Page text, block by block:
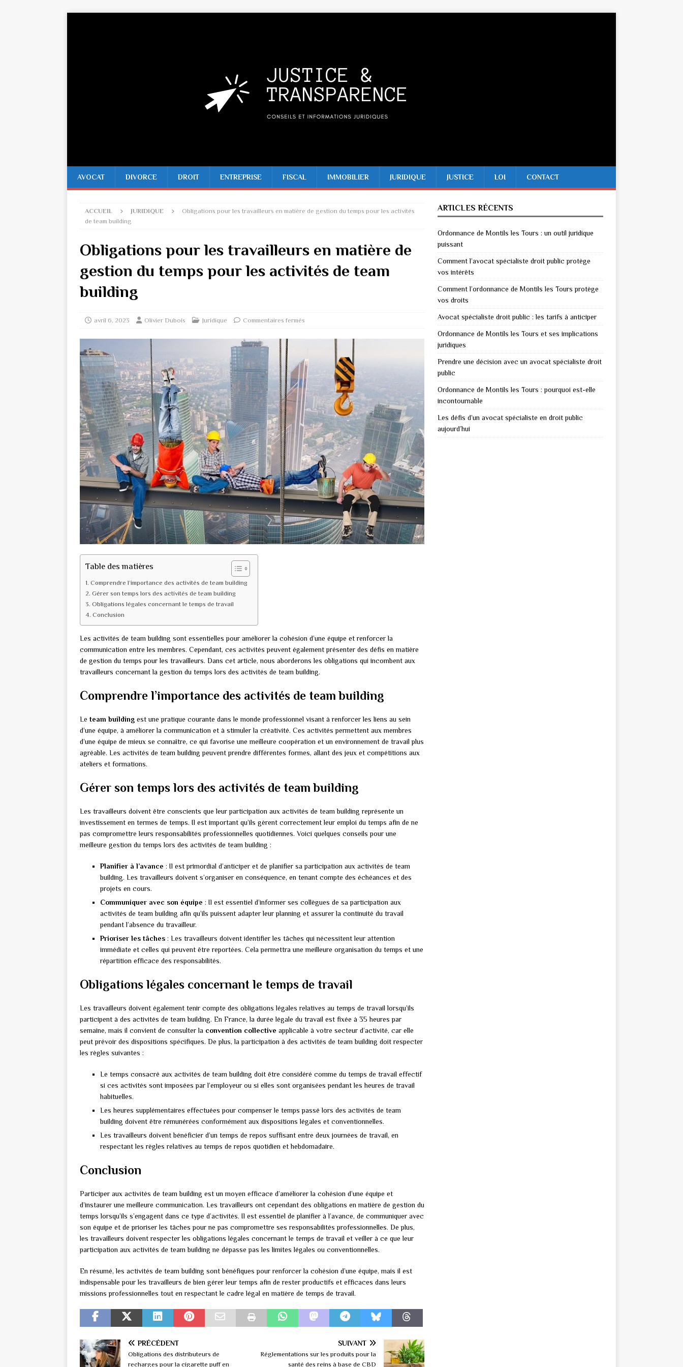
AVOCAT DIVORCE DROIT ENTREPRISE FISCAL IMMOBILIER JURIDIQUE JUSTICE LOI CONTACT
ACCUEIL JURIDIQUE
Obligations pour les travailleurs en matière de gestion du temps pour les activités
de team building
Obligations pour les travailleurs en matière de
gestion du temps pour les activités de team
building
avril 6, 2023 Olivier Dubois Juridique Commentaires fermés
Table des matières
Comprendre l’importance des activités de team building
Gérer son temps lors des activités de team building
Obligations légales concernant le temps de travail
Conclusion
Les activités de team building sont essentielles pour améliorer la cohésion d’une équipe et renforcer la
communication entre les membres. Cependant, ces activités peuvent également présenter des défis en matière
de gestion du temps pour les travailleurs. Dans cet article, nous aborderons les obligations qui incombent aux
travailleurs concernant la gestion du temps lors des activités de team building.
Comprendre l’importance des activités de team building
Le team building est une pratique courante dans le monde professionnel visant à renforcer les liens au sein
d’une équipe, à améliorer la communication et à stimuler la créativité. Ces activités permettent aux membres
d’une équipe de mieux se connaître, ce qui favorise une meilleure coopération et un environnement de travail plus
agréable. Les activités de team building peuvent prendre différentes formes, allant des jeux et compétitions aux
ateliers et formations.
Gérer son temps lors des activités de team building
Les travailleurs doivent être conscients que leur participation aux activités de team building représente un
investissement en termes de temps. Il est important qu’ils gèrent correctement leur emploi du temps afin de ne
pas compromettre leurs responsabilités professionnelles quotidiennes. Voici quelques conseils pour une
meilleure gestion du temps lors des activités de team building :
Planifier à l’avance : Il est primordial d’anticiper et de planifier sa participation aux activités de team
building. Les travailleurs doivent s’organiser en conséquence, en tenant compte des échéances et des
projets en cours.
Communiquer avec son équipe : Il est essentiel d’informer ses collègues de sa participation aux
activités de team building afin qu’ils puissent adapter leur planning et assurer la continuité du travail
pendant l’absence du travailleur.
Prioriser les tâches : Les travailleurs doivent identifier les tâches qui nécessitent leur attention
immédiate et celles qui peuvent être reportées. Cela permettra une meilleure organisation du temps et une
répartition efficace des responsabilités.
Obligations légales concernant le temps de travail
Les travailleurs doivent également tenir compte des obligations légales relatives au temps de travail lorsqu’ils
participent à des activités de team building. En France, la durée légale du travail est fixée à 35 heures par
semaine, mais il convient de consulter la convention collective applicable à votre secteur d’activité, car elle
peut prévoir des dispositions spécifiques. De plus, la participation à des activités de team building doit respecter
les règles suivantes :
Le temps consacré aux activités de team building doit être considéré comme du temps de travail effectif
si ces activités sont imposées par l’employeur ou si elles sont organisées pendant les heures de travail
habituelles.
Les heures supplémentaires effectuées pour compenser le temps passé lors des activités de team
building doivent être rémunérées conformément aux dispositions légales et conventionnelles.
Les travailleurs doivent bénéficier d’un temps de repos suffisant entre deux journées de travail, en
respectant les règles relatives au temps de repos quotidien et hebdomadaire.
Conclusion
Participer aux activités de team building est un moyen efficace d’améliorer la cohésion d’une équipe et
d’instaurer une meilleure communication. Les travailleurs ont cependant des obligations en matière de gestion du
temps lorsqu’ils s’engagent dans ce type d’activités. Il est essentiel de planifier à l’avance, de communiquer avec
son équipe et de prioriser les tâches pour ne pas compromettre ses responsabilités professionnelles. De plus,
les travailleurs doivent respecter les obligations légales concernant le temps de travail et veiller à ce que leur
participation aux activités de team building ne dépasse pas les limites légales ou conventionnelles.
En résumé, les activités de team building sont bénéfiques pour renforcer la cohésion d’une équipe, mais il est
indispensable pour les travailleurs de bien gérer leur temps afin de rester productifs et efficaces dans leurs
missions professionnelles tout en respectant le cadre légal en matière de temps de travail.
PRÉCÉDENT
Obligations des distributeurs de
recharges pour la cigarette puff en
SUIVANT
Réglementations sur les produits pour la
santé des reins à base de CBD
ARTICLES RÉCENTS
Ordonnance de Montils les Tours : un outil juridique
puissant
Comment l’avocat spécialiste droit public protège
vos intérêts
Comment l’ordonnance de Montils les Tours protège
vos droits
Avocat spécialiste droit public : les tarifs à anticiper
Ordonnance de Montils les Tours et ses implications
juridiques
Prendre une décision avec un avocat spécialiste droit
public
Ordonnance de Montils les Tours : pourquoi est-elle
incontournable
Les défis d’un avocat spécialiste en droit public
aujourd’hui